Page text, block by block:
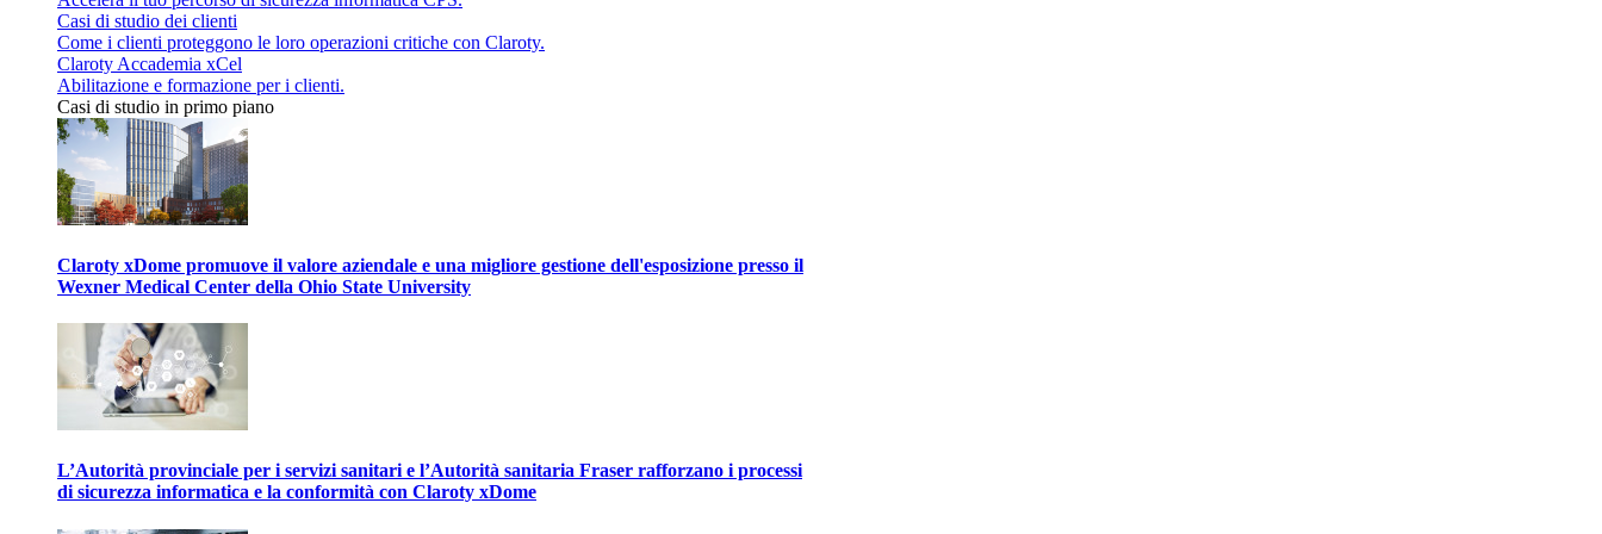
Casi di studio dei clienti
Come i clienti proteggono le loro operazioni critiche con Claroty.
Claroty Accademia xCel
Abilitazione e formazione per i clienti.
Casi di studio in primo piano
Claroty xDome promuove il valore aziendale e una migliore gestione dell'esposizione presso il
Wexner Medical Center della Ohio State University
L’Autorità provinciale per i servizi sanitari e l’Autorità sanitaria Fraser rafforzano i processi
di sicurezza informatica e la conformità con Claroty xDome